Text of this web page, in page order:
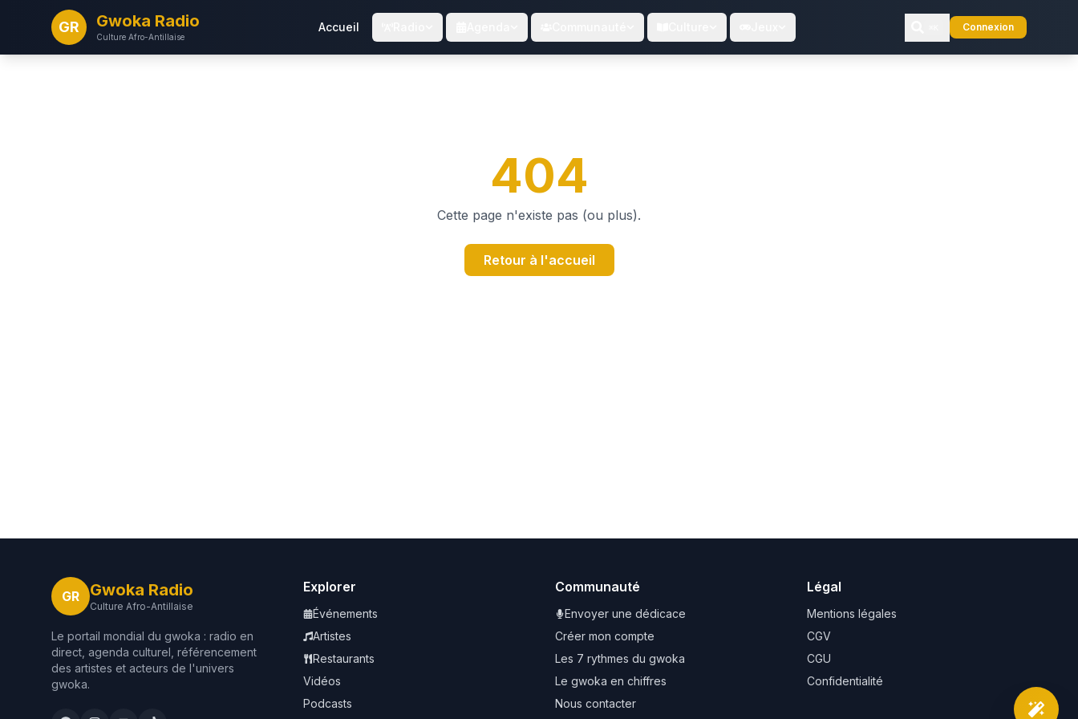
GR Gwoka Radio
Culture Afro-Antillaise
Accueil Connexion
404
Cette page n'existe pas (ou plus).
Retour à l'accueil
GR Gwoka Radio
Culture Afro-Antillaise
Le portail mondial du gwoka : radio en
direct, agenda culturel, référencement
des artistes et acteurs de l'univers
gwoka.
Explorer
Événements
Artistes
Restaurants
Vidéos
Podcasts
Communauté
Envoyer une dédicace
Créer mon compte
Les 7 rythmes du gwoka
Le gwoka en chiffres
Nous contacter
Légal
Mentions légales
CGV
CGU
Confidentialité